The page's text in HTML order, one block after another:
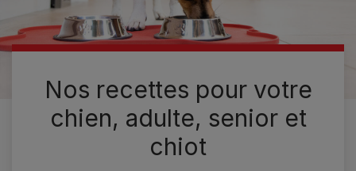
Nos recettes pour votre
chien, adulte, senior et
chiot